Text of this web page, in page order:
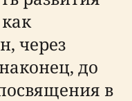
через
до
в